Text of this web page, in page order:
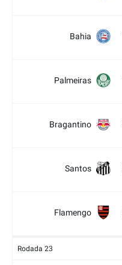
Bahia
Palmeiras
Bragantino
Santos
Flamengo
Rodada 23